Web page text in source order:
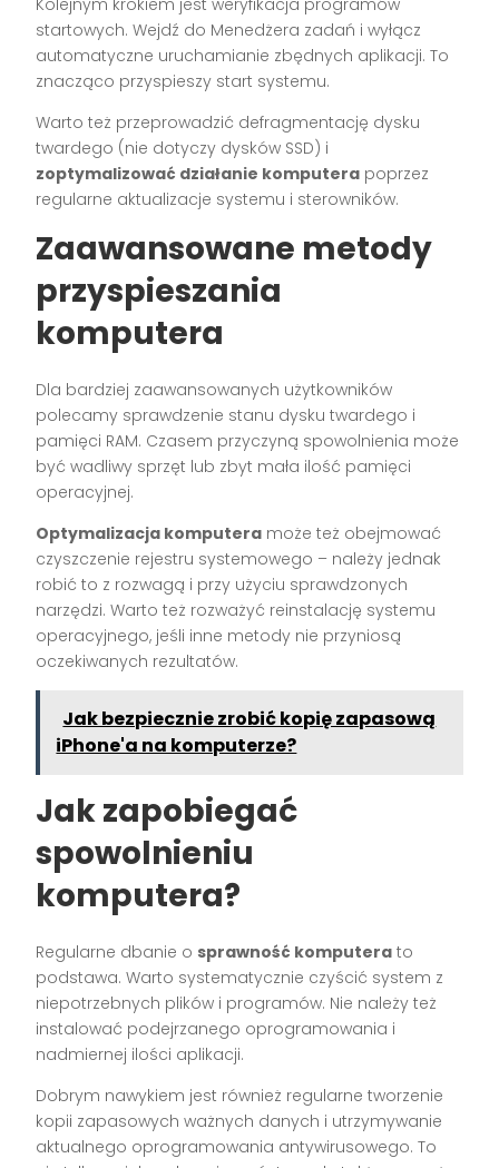
startowych. Wejdź do Menedżera zadań i wyłącz
automatyczne uruchamianie zbędnych aplikacji. To
znacząco przyspieszy start systemu.
Warto też przeprowadzić defragmentację dysku
twardego (nie dotyczy dysków SSD) i
zoptymalizować działanie komputera poprzez
regularne aktualizacje systemu i sterowników.
Zaawansowane metody
przyspieszania
komputera
Dla bardziej zaawansowanych użytkowników
polecamy sprawdzenie stanu dysku twardego i
pamięci RAM. Czasem przyczyną spowolnienia może
być wadliwy sprzęt lub zbyt mała ilość pamięci
operacyjnej.
Optymalizacja komputera może też obejmować
czyszczenie rejestru systemowego – należy jednak
robić to z rozwagą i przy użyciu sprawdzonych
narzędzi. Warto też rozważyć reinstalację systemu
operacyjnego, jeśli inne metody nie przyniosą
oczekiwanych rezultatów.
Jak bezpiecznie zrobić kopię zapasową
iPhone'a na komputerze?
Jak zapobiegać
spowolnieniu
komputera?
Regularne dbanie o sprawność komputera to
podstawa. Warto systematycznie czyścić system z
niepotrzebnych plików i programów. Nie należy też
instalować podejrzanego oprogramowania i
nadmiernej ilości aplikacji.
Dobrym nawykiem jest również regularne tworzenie
kopii zapasowych ważnych danych i utrzymywanie
aktualnego oprogramowania antywirusowego. To